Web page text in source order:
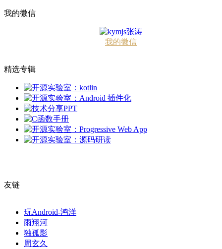
我的微信
我的微信
精选专辑
友链
玩Android-鸿洋
雨翔河
独孤影
周玄久